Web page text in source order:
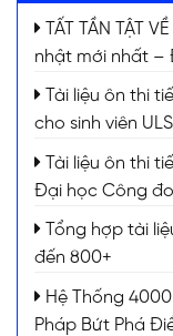
TẤT TẦN TẬT
nhật mới nhất –
Tài liệu ôn thi
cho sinh viên
Tài liệu ôn thi
Đại học Công
Tổng hợp tài
đến 800+
Hệ Thống
Pháp Bứt Phá